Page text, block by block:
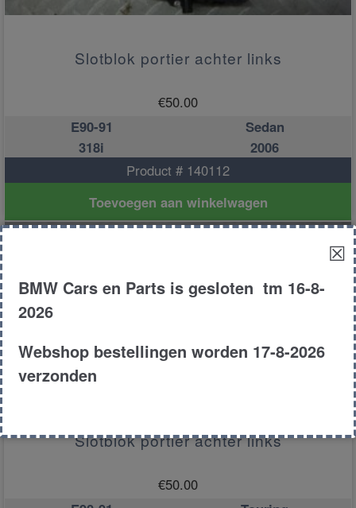
Slotblok portier achter links
€50.00
E90-91
Sedan
318i
2006
Product # 140112
Toevoegen aan winkelwagen
Slotblok portier achter links
€50.00
☒
BMW Cars en Parts is gesloten tm 16-8-
2026
Webshop bestellingen worden 17-8-2026
verzonden